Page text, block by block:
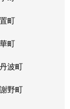
町
町
波町
野町